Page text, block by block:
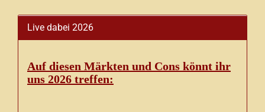
Live dabei 2026
Auf diesen Märkten und Cons könnt ihr
uns 2026 treffen: